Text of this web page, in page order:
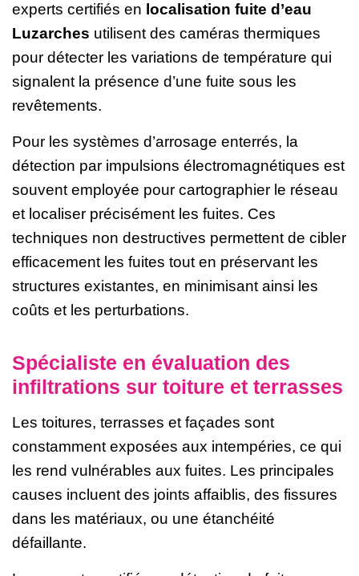
experts certifiés en localisation fuite d’eau
Luzarches utilisent des caméras thermiques
pour détecter les variations de température qui
signalent la présence d’une fuite sous les
revêtements.
Pour les systèmes d’arrosage enterrés, la
détection par impulsions électromagnétiques est
souvent employée pour cartographier le réseau
et localiser précisément les fuites. Ces
techniques non destructives permettent de cibler
efficacement les fuites tout en préservant les
structures existantes, en minimisant ainsi les
coûts et les perturbations.
Spécialiste en évaluation des
infiltrations sur toiture et terrasses
Les toitures, terrasses et façades sont
constamment exposées aux intempéries, ce qui
les rend vulnérables aux fuites. Les principales
causes incluent des joints affaiblis, des fissures
dans les matériaux, ou une étanchéité
défaillante.